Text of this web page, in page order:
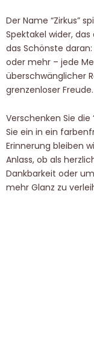
Der Name “Zirkus”
Spektakel wider,
das Schönste
oder mehr – jede
überschwänglicher
grenzenloser Freude.
Verschenken Sie die
Sie ein in ein
Erinnerung bleiben
Anlass, ob als
Dankbarkeit oder
mehr Glanz zu